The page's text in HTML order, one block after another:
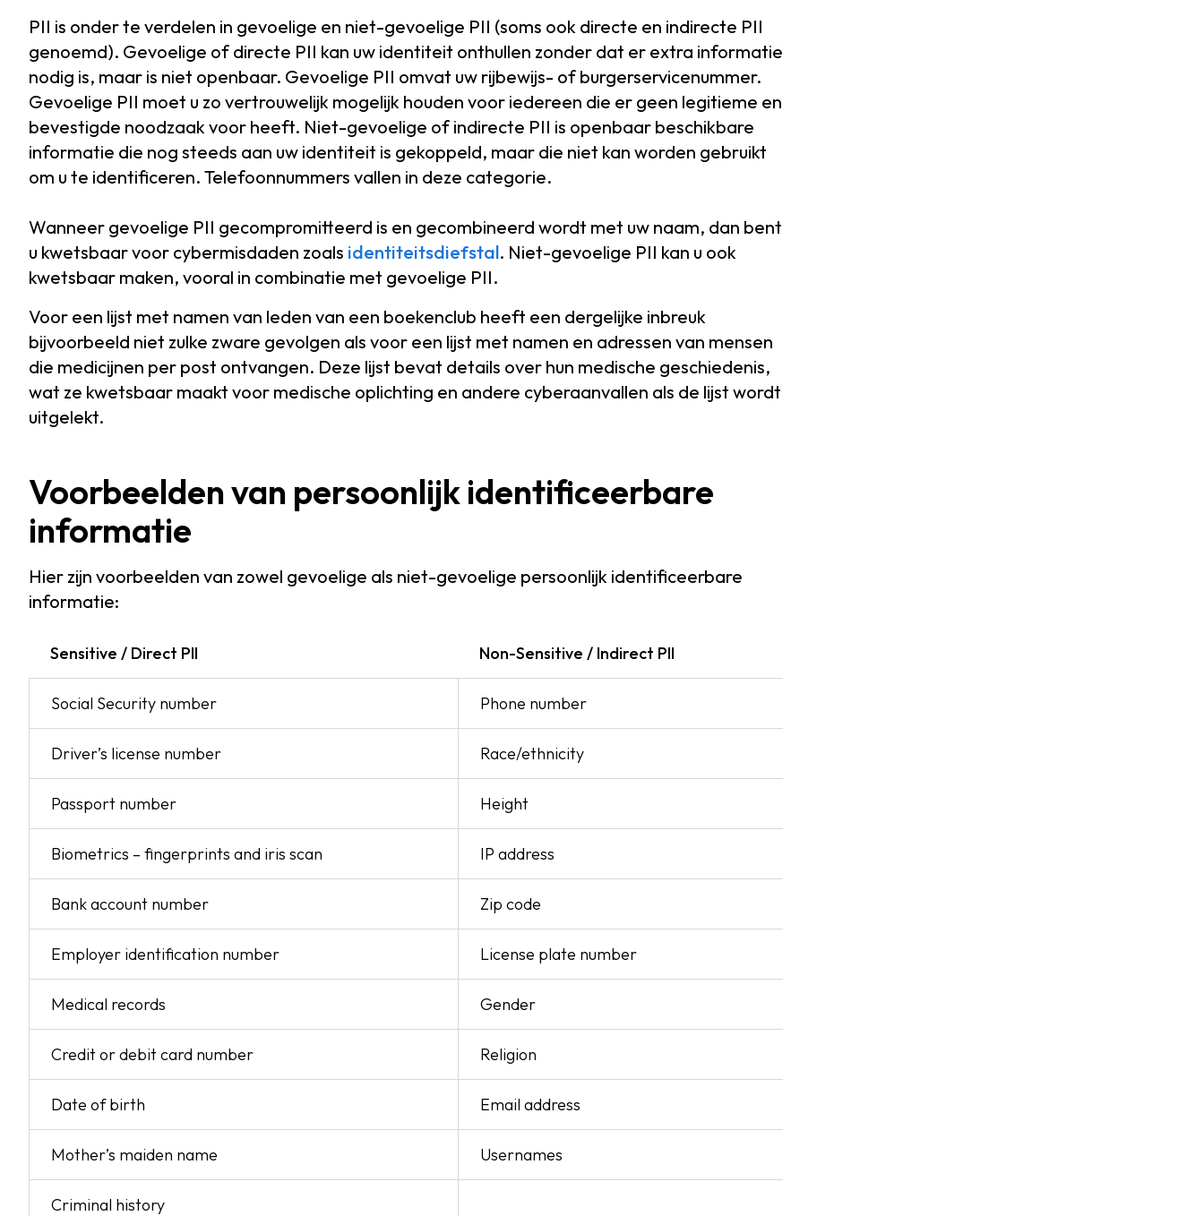
PII is onder te verdelen in gevoelige en niet-gevoelige PII (soms ook directe en indirecte PII
genoemd). Gevoelige of directe PII kan uw identiteit onthullen zonder dat er extra informatie
nodig is, maar is niet openbaar. Gevoelige PII omvat uw rijbewijs- of burgerservicenummer.
Gevoelige PII moet u zo vertrouwelijk mogelijk houden voor iedereen die er geen legitieme en
bevestigde noodzaak voor heeft. Niet-gevoelige of indirecte PII is openbaar beschikbare
informatie die nog steeds aan uw identiteit is gekoppeld, maar die niet kan worden gebruikt
om u te identificeren. Telefoonnummers vallen in deze categorie.
Wanneer gevoelige PII gecompromitteerd is en gecombineerd wordt met uw naam, dan bent
u kwetsbaar voor cybermisdaden zoals identiteitsdiefstal. Niet-gevoelige PII kan u ook
kwetsbaar maken, vooral in combinatie met gevoelige PII.
Voor een lijst met namen van leden van een boekenclub heeft een dergelijke inbreuk
bijvoorbeeld niet zulke zware gevolgen als voor een lijst met namen en adressen van mensen
die medicijnen per post ontvangen. Deze lijst bevat details over hun medische geschiedenis,
wat ze kwetsbaar maakt voor medische oplichting en andere cyberaanvallen als de lijst wordt
uitgelekt.
Voorbeelden van persoonlijk identificeerbare
informatie
Hier zijn voorbeelden van zowel gevoelige als niet-gevoelige persoonlijk identificeerbare
informatie:
Sensitive / Direct PII Non-Sensitive / Indirect PII
Social Security number Phone number
Driver’s license number Race/ethnicity
Passport number Height
Biometrics – fingerprints and iris scan IP address
Bank account number Zip code
Employer identification number License plate number
Medical records Gender
Credit or debit card number Religion
Date of birth Email address
Mother’s maiden name Usernames
Criminal history